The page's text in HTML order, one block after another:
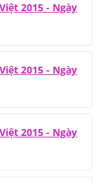
2015 - Ngày
2015 - Ngày
2015 - Ngày